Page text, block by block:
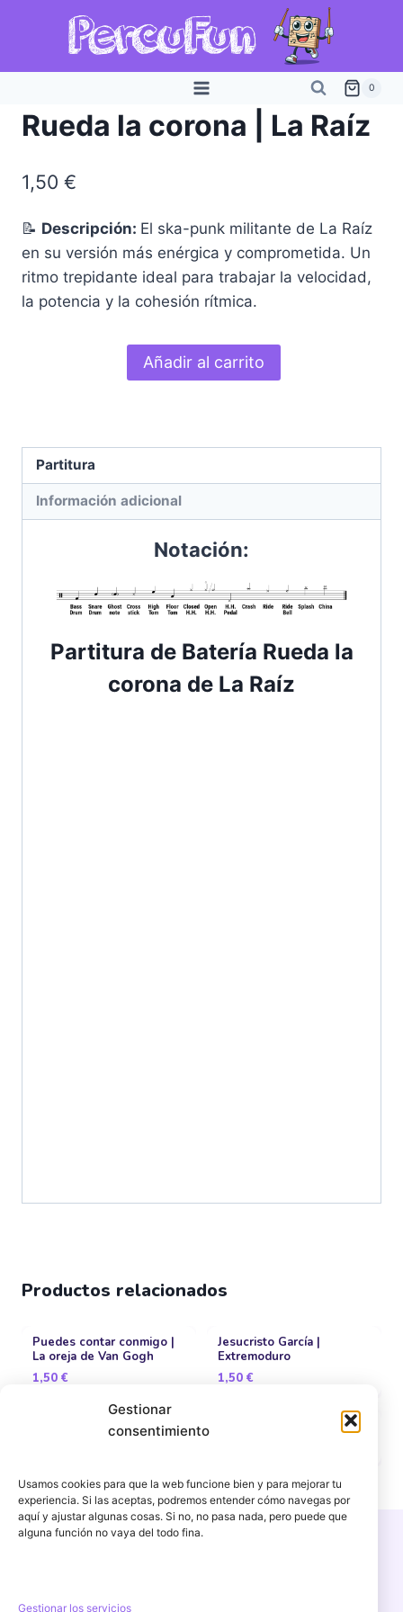
Gestionar
consentimiento
Usamos cookies para que la web funcione bien y para mejorar tu
experiencia. Si las aceptas, podremos entender cómo navegas por
aquí y ajustar algunas cosas. Si no, no pasa nada, pero puede que
alguna función no vaya del todo fina.
Gestionar los servicios
contenido
0
Rueda la corona | La Raíz
1,50 €
📝 Descripción: El ska-punk militante de La Raíz
en su versión más enérgica y comprometida. Un
ritmo trepidante ideal para trabajar la velocidad,
la potencia y la cohesión rítmica.
Rueda
la
La
cantidad
Añadir al carrito
Partitura
Información adicional
Notación:
Partitura de Batería Rueda la
corona de La Raíz
Productos relacionados
Puedes contar conmigo |
La oreja de Van Gogh
1,50 €
Jesucristo García |
Extremoduro
1,50 €
Cero | Dani Martín